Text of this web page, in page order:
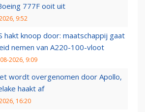
777F ooit uit
9:52
hakt knoop door: maatschappij gaat
nemen van A220-100-vloot
2026, 9:09
wordt overgenomen door Apollo,
haakt af
16:20